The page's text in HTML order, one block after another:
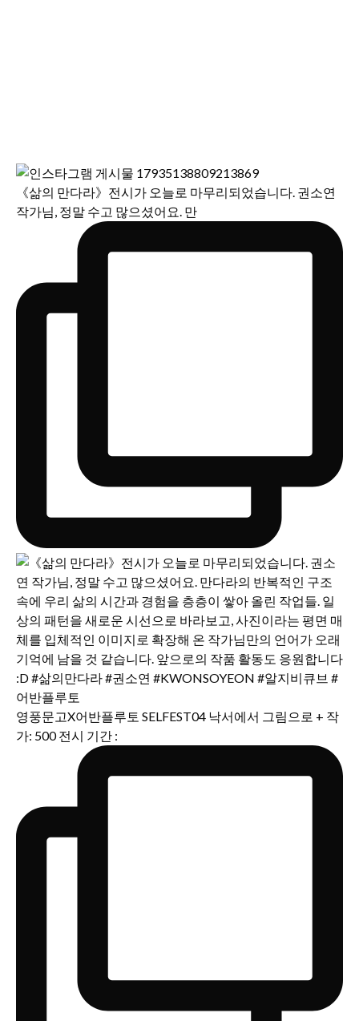
《삶의 만다라》전시가 오늘로 마무리되었습니다. 권소연
작가님, 정말 수고 많으셨어요. 만
영풍문고X어반플루토 SELFEST04 낙서에서 그림으로 + 작
가: 500 전시 기간 :